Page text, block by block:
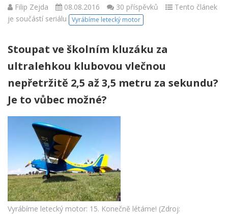
Filip Zejda 08.08.2016 30 příspěvků
Tento článek
je součástí seriálu
Vyrábíme letecký motor
Stoupat ve školním kluzáku za
ultralehkou klubovou vlečnou
nepřetržitě 2,5 až 3,5 metru za sekundu?
Je to vůbec možné?
Vyrábíme letecký motor: 15. Konečně létáme! (Zdroj: